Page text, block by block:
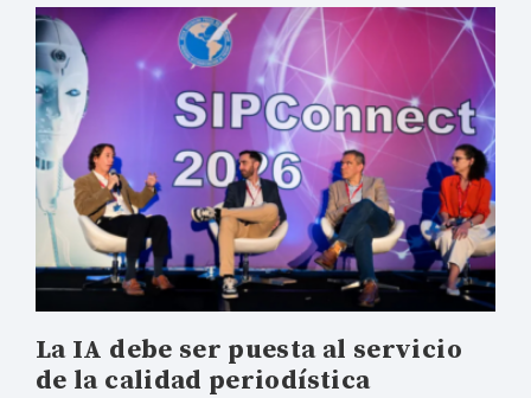
La IA debe ser puesta al servicio
de la calidad periodística